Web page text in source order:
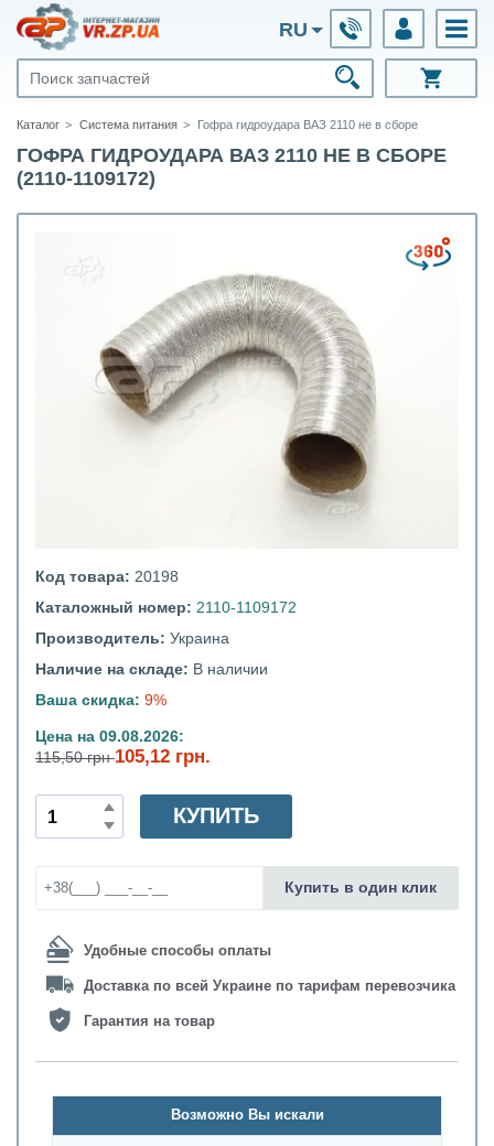
RU
Каталог Система питания Гофра гидроудара ВАЗ 2110 не в сборе
ГОФРА ГИДРОУДАРА ВАЗ 2110 НЕ В СБОРЕ
(2110-1109172)
Код товара: 20198
Каталожный номер: 2110-1109172
Производитель: Украина
Наличие на складе: В наличии
Ваша скидка: 9%
Цена на 09.08.2026:
115,50 грн105,12 грн.
Удобные способы оплаты
Доставка по всей Украине по тарифам перевозчика
Гарантия на товар
КУПИТЬ
Купить в один клик
Возможно Вы искали